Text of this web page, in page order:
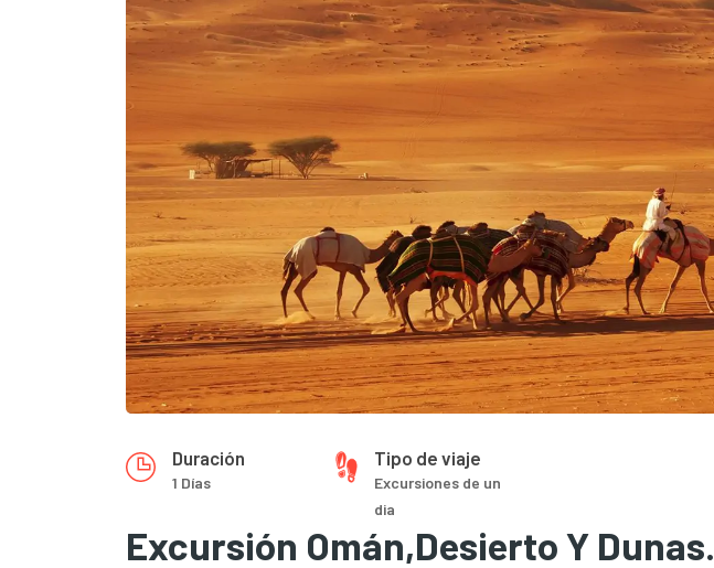
Duración
1 Días
Tipo de viaje
Excursiones de un
dia
Excursión Omán,Desierto Y Dunas.